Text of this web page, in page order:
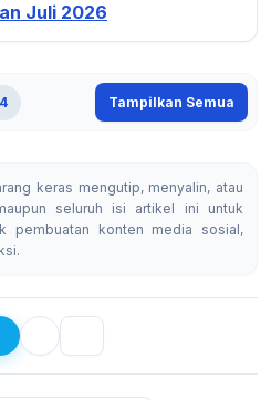
Juli 2026
4 Tampilkan Semua
keras mengutip, menyalin, atau
seluruh isi artikel ini untuk
pembuatan konten media sosial,